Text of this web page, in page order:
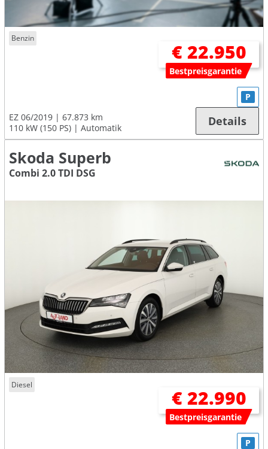
Benzin
€ 22.950
Bestpreisgarantie
EZ 06/2019
67.873 km
110 kW (150 PS)
Automatik
P
Details
Skoda Superb
Combi 2.0 TDI DSG
Diesel
€ 22.990
Bestpreisgarantie
P